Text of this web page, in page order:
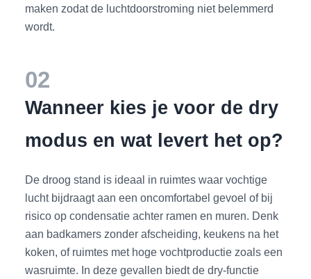
maken zodat de luchtdoorstroming niet belemmerd
wordt.
02
Wanneer kies je voor de dry
modus en wat levert het op?
De droog stand is ideaal in ruimtes waar vochtige
lucht bijdraagt aan een oncomfortabel gevoel of bij
risico op condensatie achter ramen en muren. Denk
aan badkamers zonder afscheiding, keukens na het
koken, of ruimtes met hoge vochtproductie zoals een
wasruimte. In deze gevallen biedt de dry-functie